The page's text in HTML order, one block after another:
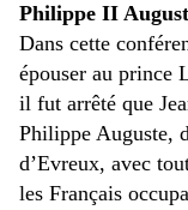
Philippe II
Dans cette
épouser au prince
il fut arrêté que
Philippe Auguste,
d’Evreux, avec
les Français